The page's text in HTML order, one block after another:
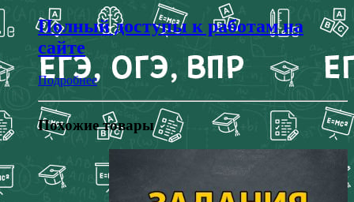
Полный доступы к работам на
сайте
Подробнее
Похожие товары